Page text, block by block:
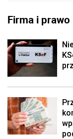
Firma i prawo